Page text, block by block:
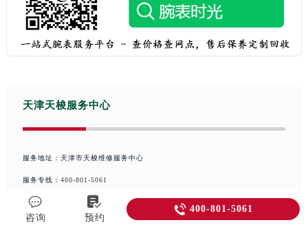
天津天梭服务中心
服务地址：天津市天梭维修服务中心
服务专线： 400-801-5061
本文tag：
本文链接： http://www.watchshby.net/5420.html

咨询

预约
 400-801-5061